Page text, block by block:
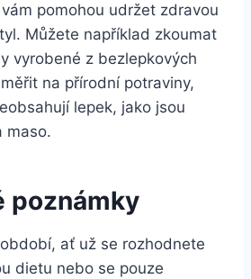
pomohou udržet zdravou
Můžete například zkoumat
vyrobené z bezlepkových
na přírodní potraviny,
lepek, jako jsou
maso.
poznámky
ať už se rozhodnete
dietu nebo se pouze